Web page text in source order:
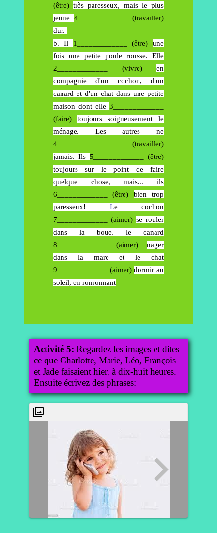
(être)très paresseux, mais le plus
jeune 4_____________ (travailler)
dur.
b. Il 1_____________ (être) une
fois une petite poule rousse. Elle
2_____________ (vivre) en
compagnie d'un cochon, d'un
canard et d'un chat dans une petite
maison dont elle 3_____________
(faire) toujours soigneusement le
ménage. Les autres ne
4_____________ (travailler)
jamais. Ils 5_____________ (être)
toujours sur le point de faire
quelque chose, mais... ils
6_____________ (être) bien trop
paresseux! Le cochon
7_____________ (aimer) se rouler
dans la boue, le canard
8_____________ (aimer) nager
dans la mare et le chat
9_____________ (aimer)dormir au
soleil, en ronronnant
Activité 5: Regardez les images et dites
ce que Charlotte, Marie, Léo, François
et Jade faisaient hier, à dix-huit heures.
Ensuite écrivez des phrases: